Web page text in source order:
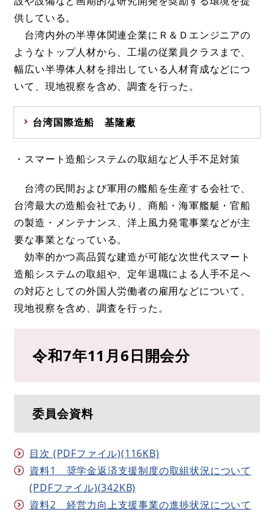
供している。
台湾内外の半導体関連企業にＲ＆Ｄエンジニアの
ようなトップ人材から、工場の従業員クラスまで、
幅広い半導体人材を排出している人材育成などにつ
いて、現地視察を含め、調査を行った。
台湾国際造船 基隆廠
・スマート造船システムの取組など人手不足対策
台湾の民間および軍用の艦船を生産する会社で、
台湾最大の造船会社であり、商船・海軍艦艇・官船
の製造・メンテナンス、洋上風力発電事業などが主
要な事業となっている。
効率的かつ高品質な建造が可能な次世代スマート
造船システムの取組や、定年退職による人手不足へ
の対応としての外国人労働者の雇用などについて、
現地視察を含め、調査を行った。
令和7年11月6日開会分
委員会資料
目次 (PDFファイル)(116KB)
資料1 奨学金返済支援制度の取組状況について
(PDFファイル)(342KB)
資料2 経営力向上支援事業の進捗状況について